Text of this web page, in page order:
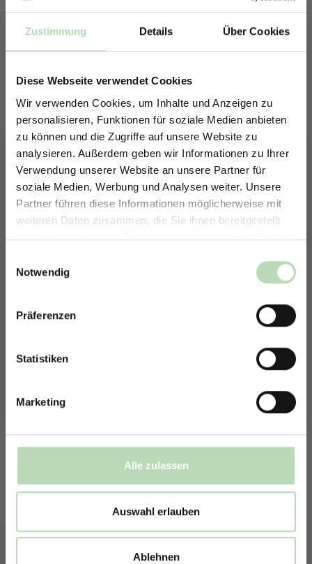
Zustimmung Details Über Cookies
Diese Webseite verwendet Cookies
Wir verwenden Cookies, um Inhalte und Anzeigen zu
personalisieren, Funktionen für soziale Medien anbieten
zu können und die Zugriffe auf unsere Website zu
analysieren. Außerdem geben wir Informationen zu Ihrer
Verwendung unserer Website an unsere Partner für
soziale Medien, Werbung und Analysen weiter. Unsere
Partner führen diese Informationen möglicherweise mit
weiteren Daten zusammen, die Sie ihnen bereitgestellt
haben oder die sie im Rahmen Ihrer Nutzung der Dienste
Notwendig
Präferenzen
Statistiken
Marketing
Alle zulassen
Auswahl erlauben
Ablehnen
Keine passende Größe gefunden? -
Erstelle in nur 4 Schritten deine
individuelle Rückwand
Du möchtest eine individuelle Rückwand konfigurieren?
Unser Konfigurator macht es möglich.
So einfach geht es: Wähle den Anwendungsbereich, die Größe
sowie die Anzahl der Rückwand. Anschließend kannst du dein
auswählen.
Schaubild als Entwurf dargestellt. Parallel erhältst du dein
individuelles Angebot, welches du direkt bei uns bestellen
ERHALTE 5% RABATT AUF
DEINE RÜCKWÄNDE